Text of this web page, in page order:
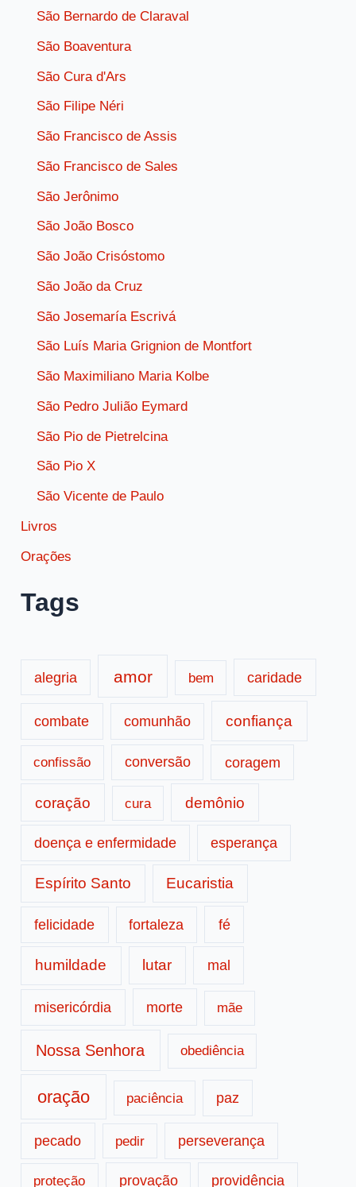
São Bernardo de Claraval
São Boaventura
São Cura d'Ars
São Filipe Néri
São Francisco de Assis
São Francisco de Sales
São Jerônimo
São João Bosco
São João Crisóstomo
São João da Cruz
São Josemaría Escrivá
São Luís Maria Grignion de Montfort
São Maximiliano Maria Kolbe
São Pedro Julião Eymard
São Pio de Pietrelcina
São Pio X
São Vicente de Paulo
Livros
Orações
Tags
alegria amor bem caridade
combate comunhão confiança
confissão conversão coragem
coração cura demônio
doença e enfermidade esperança
Espírito Santo Eucaristia
felicidade fortaleza fé
humildade lutar mal
misericórdia morte mãe
Nossa Senhora obediência
oração paciência paz
pecado pedir perseverança
proteção provação providência